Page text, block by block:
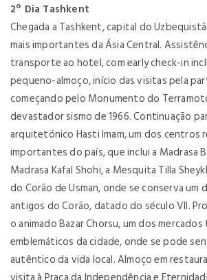
2º Dia Tashkent
Chegada a Tashkent, capital do
mais importantes da Ásia Central.
transporte ao hotel, com early check-in
pequeno-almoço, início das visitas pela
começando pelo Monumento do
devastador sismo de 1966. Continuação
arquitetónico Hasti Imam, um dos centros
importantes do país, que inclui a Madrasa
Madrasa Kafal Shohi, a Mesquita Tilla
do Corão de Usman, onde se conserva um
antigos do Corão, datado do século VII.
o animado Bazar Chorsu, um dos
emblemáticos da cidade, onde se pode
autêntico da vida local. Almoço em